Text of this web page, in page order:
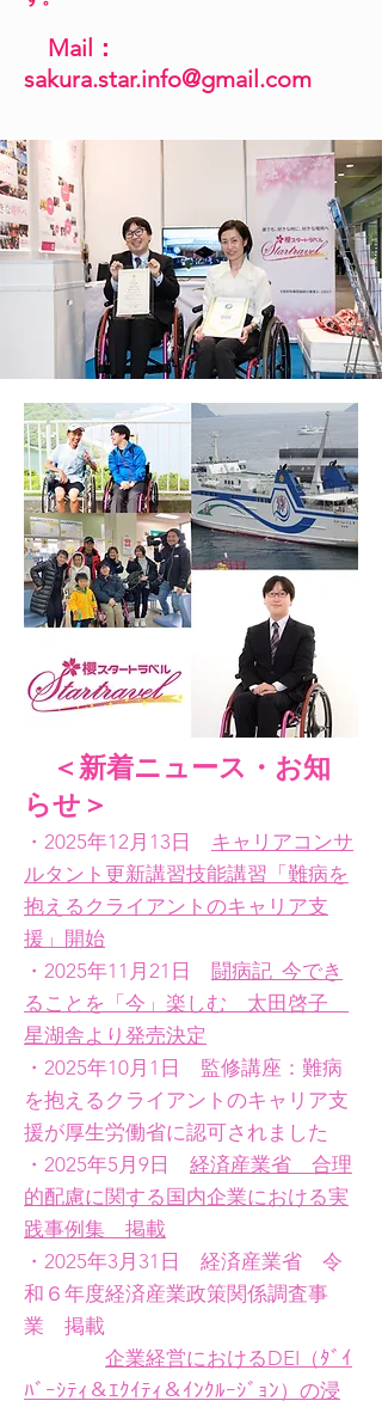
Mail：
sakura.star.info@gmail.com
＜​新着ニュース・お知
らせ＞
・2025年12月13日 キャリアコンサ
ルタント更新講習技能講習「難病を
抱えるクライアントのキャリア支
援」開始
・2025年11月21日 闘病記 今でき
ることを「今」楽しむ 太田啓子
星湖舎より発売決定
・2025年10月1日 監修講座：難病
を抱えるクライアントのキャリア支
援が厚生労働省に認可されました
・2025年5月9日 経済産業省 合理
的配慮に関する国内企業における実
践事例集 掲載
・2025年3月31日 経済産業省 令
和６年度経済産業政策関係調査事
業 掲載
企業経営におけるDEI（ﾀﾞｲ
ﾊﾞｰｼﾃｨ＆ｴｸｲﾃｨ＆ｲﾝｸﾙｰｼﾞｮﾝ）の浸